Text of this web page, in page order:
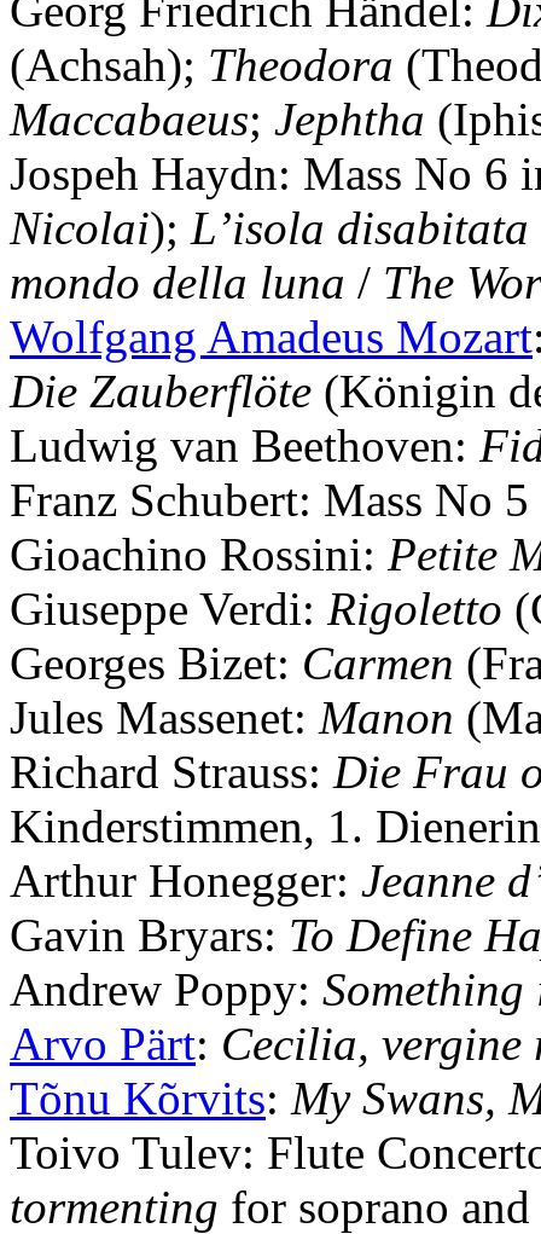
(Achsah); Theodora
Maccabaeus; Jephtha
Jospeh Haydn: Mass No 6
Nicolai); L’isola disabitata
mondo della luna / The
Wolfgang Amadeus Mozart
Die Zauberflöte (Königin
Ludwig van Beethoven:
Franz Schubert: Mass No
Gioachino Rossini: Petite
Giuseppe Verdi: Rigoletto
Georges Bizet: Carmen
Jules Massenet: Manon
Richard Strauss: Die Frau
Kinderstimmen, 1.
Arthur Honegger: Jeanne d
Gavin Bryars: To Define
Andrew Poppy:
Arvo Pärt: Cecilia, vergine
Tõnu Kõrvits: My Swans,
Toivo Tulev: Flute
tormenting for soprano